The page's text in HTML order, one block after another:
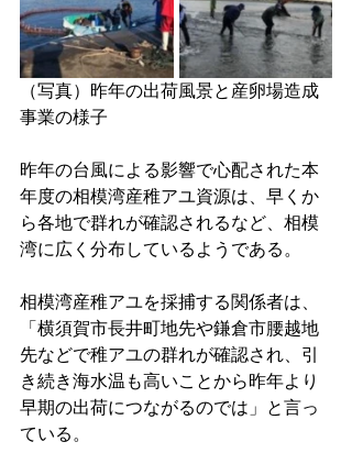
（写真）昨年の出荷風景と産卵場造成
事業の様子
昨年の台風による影響で心配された本
年度の相模湾産稚アユ資源は、早くか
ら各地で群れが確認されるなど、相模
湾に広く分布しているようである。
相模湾産稚アユを採捕する関係者は、
「横須賀市長井町地先や鎌倉市腰越地
先などで稚アユの群れが確認され、引
き続き海水温も高いことから昨年より
早期の出荷につながるのでは」と言っ
ている。